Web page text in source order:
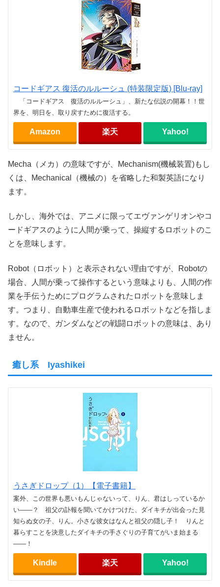
コードギアス 復活のルルーシュ (特装限定版) [Blu-ray]
「コードギアス 復活のルルーシュ」、新たな伝説の開幕！！世
界を、明日を、取り戻すために復活する。
Amazon 楽天 Yahoo!
Mecha（メカ）の意味ですが、Mechanism(機械装置)もし
くは、Mechanical（機械の）を省略した和製英語になり
ます。
しかし、海外では、アニメに限ってエヴァンゲリオンやコ
ードギアスのように人間が乗って、操縦するロボットのこ
とを意味します。
Robot（ロボット）と表示されない理由ですが、Robotの
場合、人間が乗って操作するという意味よりも、人間の作
業を手伝うためにプログラムされたロボットを意味しま
す。つまり、自動車生産で使われるロボットなどを指しま
す。なので、ガンダムなどの戦闘ロボットの意味は、あり
ません。
癒し系 Iyashikei
うさぎドロップ（1）【電子書籍】
案外、この世界も悪いもんじゃないって、りん、君はしっているか
い――？ 祖父の訃報を聞いてかけつけた、ダイキチが出会った見
知らぬ女の子、りん。小さな彼女はなんと祖父の隠し子！ りんと
暮らすことを決意したダイキチの手さぐりの子育てがいま始まる
――！
Kindle 楽天 Yahoo!